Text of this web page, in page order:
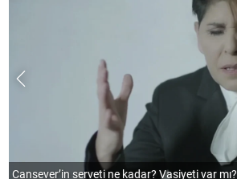
Cansever’in serveti ne kadar? Vasiyeti var mı?